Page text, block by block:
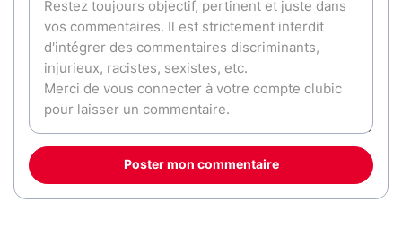
Poster mon commentaire